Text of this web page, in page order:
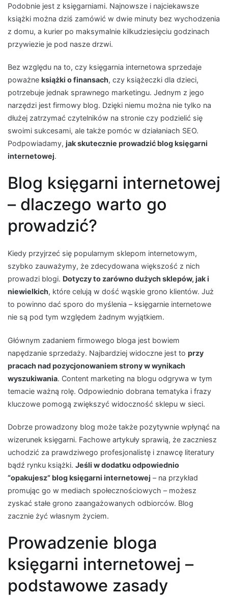
internetowej?
Praktyczne
wskazówki
Podobnie jest z księgarniami. Najnowsze i najciekawsze
książki można dziś zamówić w dwie minuty bez wychodzenia
z domu, a kurier po maksymalnie kilkudziesięciu godzinach
przywiezie je pod nasze drzwi.
Bez względu na to, czy księgarnia internetowa sprzedaje
poważne książki o finansach, czy książeczki dla dzieci,
potrzebuje jednak sprawnego marketingu. Jednym z jego
narzędzi jest firmowy blog. Dzięki niemu można nie tylko na
dłużej zatrzymać czytelników na stronie czy podzielić się
swoimi sukcesami, ale także pomóc w działaniach SEO.
Podpowiadamy, jak skutecznie prowadzić blog księgarni
internetowej.
Blog księgarni internetowej
– dlaczego warto go
prowadzić?
Kiedy przyjrzeć się popularnym sklepom internetowym,
szybko zauważymy, że zdecydowana większość z nich
prowadzi blogi. Dotyczy to zarówno dużych sklepów, jak i
niewielkich, które celują w dość wąskie grono klientów. Już
to powinno dać sporo do myślenia – księgarnie internetowe
nie są pod tym względem żadnym wyjątkiem.
Głównym zadaniem firmowego bloga jest bowiem
napędzanie sprzedaży. Najbardziej widoczne jest to przy
pracach nad pozycjonowaniem strony w wynikach
wyszukiwania. Content marketing na blogu odgrywa w tym
temacie ważną rolę. Odpowiednio dobrana tematyka i frazy
kluczowe pomogą zwiększyć widoczność sklepu w sieci.
Dobrze prowadzony blog może także pozytywnie wpłynąć na
wizerunek księgarni. Fachowe artykuły sprawią, że zaczniesz
uchodzić za prawdziwego profesjonalistę i znawcę literatury
bądź rynku książki. Jeśli w dodatku odpowiednio
“opakujesz” blog księgarni internetowej – na przykład
promując go w mediach społecznościowych – możesz
zyskać stałe grono zaangażowanych odbiorców. Blog
zacznie żyć własnym życiem.
Prowadzenie bloga
księgarni internetowej –
podstawowe zasady